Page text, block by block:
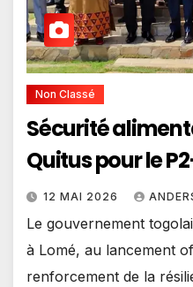
Non Classé
Sécurité
Quitus pour le
12 MAI 2026
Le gouvernement
à Lomé, au lancement
renforcement de la